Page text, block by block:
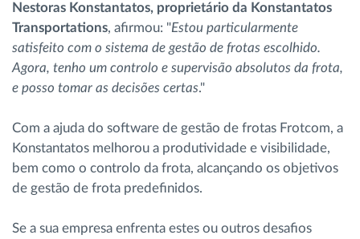
Nestoras Konstantatos, proprietário da Konstantatos
Transportations, afirmou: "Estou particularmente
satisfeito com o sistema de gestão de frotas escolhido.
Agora, tenho um controlo e supervisão absolutos da frota,
e posso tomar as decisões certas."
Com a ajuda do software de gestão de frotas Frotcom, a
Konstantatos melhorou a produtividade e visibilidade,
bem como o controlo da frota, alcançando os objetivos
de gestão de frota predefinidos.
Se a sua empresa enfrenta estes ou outros desafios